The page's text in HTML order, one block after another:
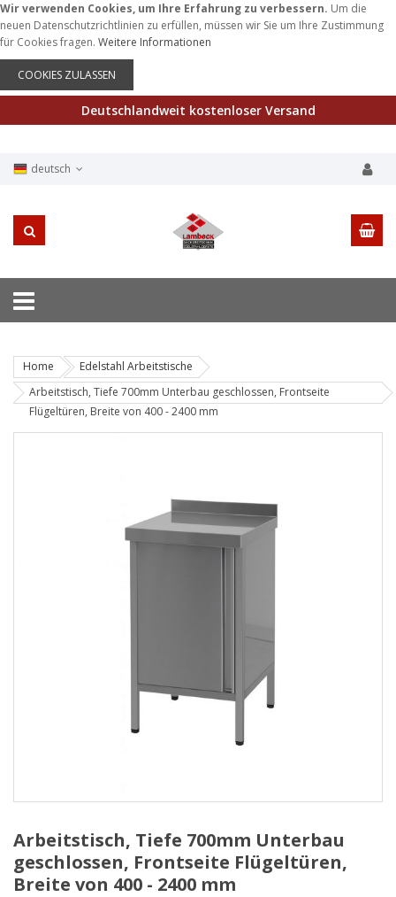
Wir verwenden Cookies, um Ihre Erfahrung zu verbessern. Um die
neuen Datenschutzrichtlinien zu erfüllen, müssen wir Sie um Ihre Zustimmung
für Cookies fragen. Weitere Informationen
COOKIES ZULASSEN
Deutschlandweit kostenloser Versand
deutsch
Home
Edelstahl Arbeitstische
Arbeitstisch, Tiefe 700mm Unterbau geschlossen, Frontseite
Flügeltüren, Breite von 400 - 2400 mm
Arbeitstisch, Tiefe 700mm Unterbau
geschlossen, Frontseite Flügeltüren,
Breite von 400 - 2400 mm